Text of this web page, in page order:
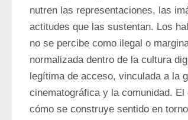
nutren las representaciones, las
actitudes que las sustentan. Los
no se percibe como ilegal o
normalizada dentro de la cultura
legítima de acceso, vinculada a la
cinematográfica y la comunidad.
cómo se construye sentido en